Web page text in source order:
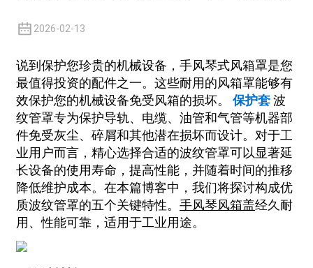
2026-02-13
说到保护您珍贵的机械设备，手风琴式风箱罩是您
最值得投资的配件之一。这些耐用的风箱罩能够有
效保护您的机械设备免受风箱的损坏。 保护套波
纹管罩专为保护导轨、电缆、油管和气管等机器部
件免受灰尘、碎屑和其他潜在损坏而设计。对于工
业用户而言，精心选择合适的波纹管罩可以显著延
长设备的使用寿命，提高性能，并随着时间的推移
降低维护成本。在本篇博客中，我们将探讨构成优
质波纹管罩的五个关键特性。 手风琴风箱盖经久耐
用、性能可靠，适用于工业用途。